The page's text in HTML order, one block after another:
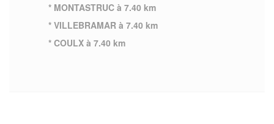
* MONTASTRUC à 7.40 km
* VILLEBRAMAR à 7.40 km
* COULX à 7.40 km